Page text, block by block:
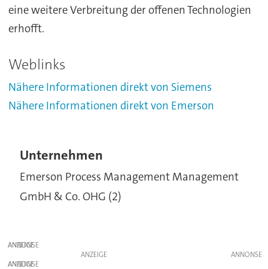
eine weitere Verbreitung der offenen Technologien
erhofft.
Weblinks
Nähere Informationen direkt von Siemens
Nähere Informationen direkt von Emerson
Unternehmen
Emerson Process Management Management
GmbH & Co. OHG (2)
ANZEIGE
ANZEIGE
ANZEIGE